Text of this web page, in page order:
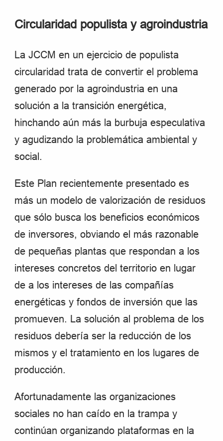
Circularidad populista y agroindustria
La JCCM en un ejercicio de populista
circularidad trata de convertir el problema
generado por la agroindustria en una
solución a la transición energética,
hinchando aún más la burbuja especulativa
y agudizando la problemática ambiental y
social.
Este Plan recientemente presentado es
más un modelo de valorización de residuos
que sólo busca los beneficios económicos
de inversores, obviando el más razonable
de pequeñas plantas que respondan a los
intereses concretos del territorio en lugar
de a los intereses de las compañías
energéticas y fondos de inversión que las
promueven. La solución al problema de los
residuos debería ser la reducción de los
mismos y el tratamiento en los lugares de
producción.
Afortunadamente las organizaciones
sociales no han caído en la trampa y
continúan organizando plataformas en la